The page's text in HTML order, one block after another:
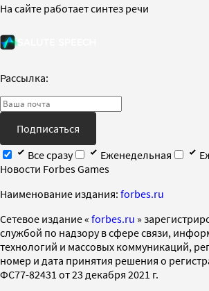
На сайте работает синтез речи
Рассылка:
Подписаться
Все сразу
Еженедельная
Новости Forbes Games
Наименование издания: forbes.ru
Cетевое издание « forbes.ru »
службой по надзору в сфере связи,
технологий и массовых коммуникаций,
номер и дата принятия решения о
ФС77-82431 от 23 декабря 2021 г.